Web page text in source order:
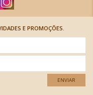
E PROMOÇÕES.
ENVIAR